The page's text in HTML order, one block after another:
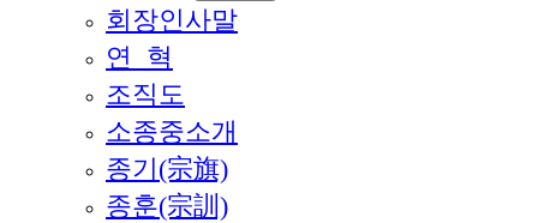
회장인사말
연 혁
조직도
소종중소개
종기(宗旗)
종훈(宗訓)